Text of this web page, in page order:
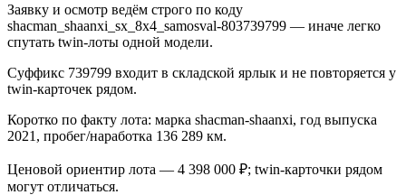
Заявку и осмотр ведём строго по коду
shacman_shaanxi_sx_8x4_samosval-803739799 — иначе легко
спутать twin-лоты одной модели.
Суффикс 739799 входит в складской ярлык и не повторяется у
twin-карточек рядом.
Коротко по факту лота: марка shacman-shaanxi, год выпуска
2021, пробег/наработка 136 289 км.
Ценовой ориентир лота — 4 398 000 ₽; twin-карточки рядом
могут отличаться.